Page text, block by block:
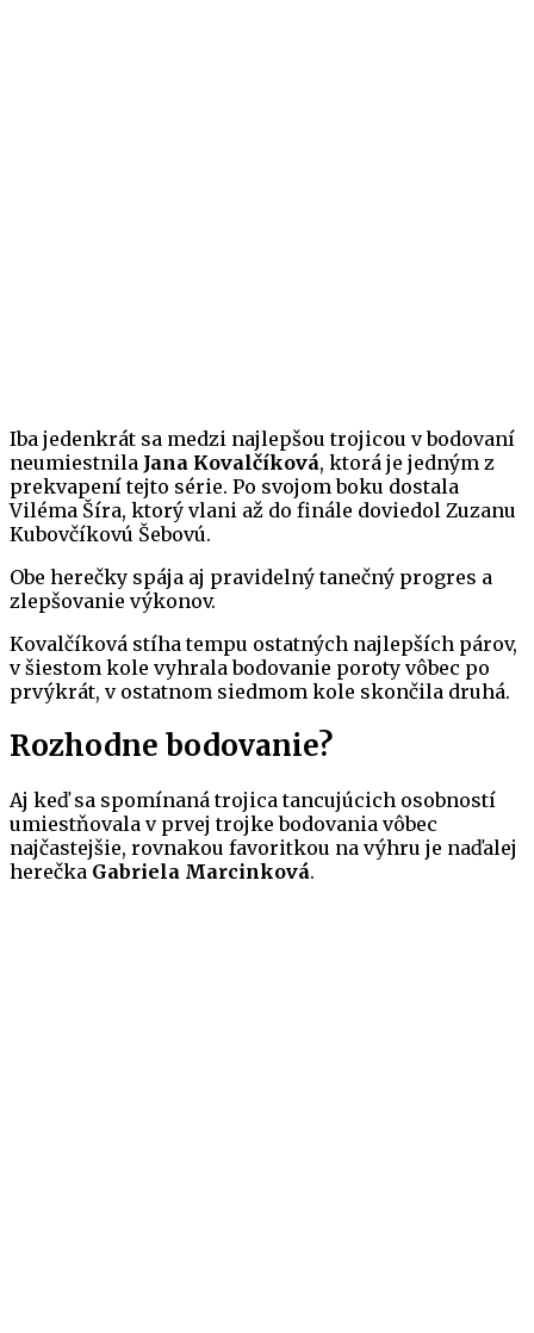
Iba jedenkrát sa medzi najlepšou trojicou v bodovaní
neumiestnila Jana Kovalčíková, ktorá je jedným z
prekvapení tejto série. Po svojom boku dostala
Viléma Šíra, ktorý vlani až do finále doviedol Zuzanu
Kubovčíkovú Šebovú.
Obe herečky spája aj pravidelný tanečný progres a
zlepšovanie výkonov.
Kovalčíková stíha tempu ostatných najlepších párov,
v šiestom kole vyhrala bodovanie poroty vôbec po
prvýkrát, v ostatnom siedmom kole skončila druhá.
Rozhodne bodovanie?
Aj keď sa spomínaná trojica tancujúcich osobností
umiestňovala v prvej trojke bodovania vôbec
najčastejšie, rovnakou favoritkou na výhru je naďalej
herečka Gabriela Marcinková.